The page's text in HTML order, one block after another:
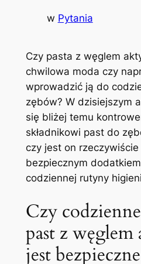
w Pytania
Czy pasta z węglem
chwilowa⁢ moda czy
wprowadzić ją do
zębów? W dzisiejszym
się bliżej temu​
składnikowi past do
czy ⁣jest on
bezpiecznym
codziennej⁢ rutyny
Czy
past z
jest